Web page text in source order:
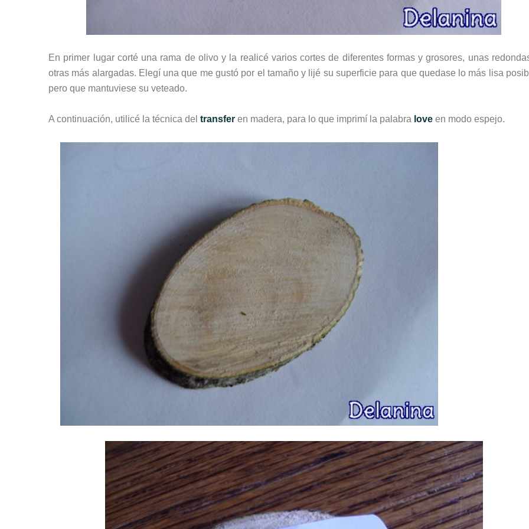
En primer lugar corté una rama de olivo y la realicé varios cortes de diferentes formas y grosores, unas
otras más alargadas. Elegí una que me gustó por el tamaño y lijé su superficie para que quedase lo más lisa
pero que mantuviese su veteado.
A continuación, utilicé la técnica del transfer en madera, para lo que imprimí la palabra love en modo espejo.